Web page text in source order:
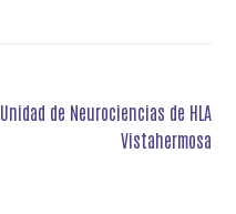
Unidad de Neurociencias de HLA
Vistahermosa